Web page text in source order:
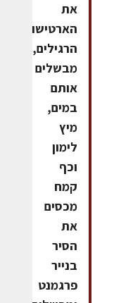
את
הארטישוקים
הרגילים,
מבשלים
אותם
במים,
מיץ
לימון
וכף
קמח
מכסים
את
הסיר
בנייר
פרגמנט